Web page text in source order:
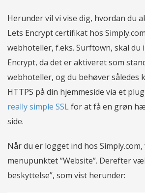
Herunder vil vi vise dig, hvordan du
Lets Encrypt certifikat hos
webhoteller, f.eks. Surftown, skal du
Encrypt, da det er aktiveret som
webhoteller, og du behøver således
HTTPS på din hjemmeside via et
really simple SSLfor at få en grøn
side.
Når du er logget ind hos
menupunktet ”Website”. Derefter
beskyttelse”, som vist herunder: